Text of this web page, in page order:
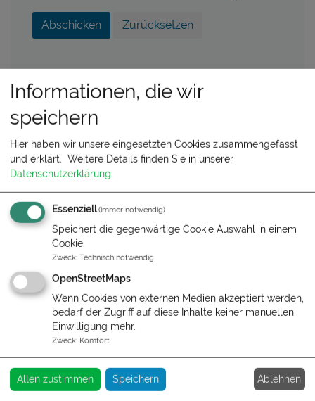
Abschicken Zurücksetzen
Unsere Ferienwohnungen sind Euer
Zuhause
Andreas Wahlen
Telefon:01708082839
Schreiben Sie uns:
zum Kontaktformular
Servicezeiten:
Täglich von 10 bis 19 Uhr
Postanschrift:
Preußenweg
Informationen, die wir
speichern
Hier haben wir unsere eingesetzten Cookies zusammengefasst
und erklärt. Weitere Details finden Sie in unserer
Datenschutzerklärung.
Essenziell(immer notwendig)
Speichert die gegenwärtige Cookie Auswahl in einem
Cookie.
Zweck: Technisch notwendig
OpenStreetMaps
Wenn Cookies von externen Medien akzeptiert werden,
bedarf der Zugriff auf diese Inhalte keiner manuellen
Einwilligung mehr.
Zweck: Komfort
Allen zustimmen Speichern Ablehnen